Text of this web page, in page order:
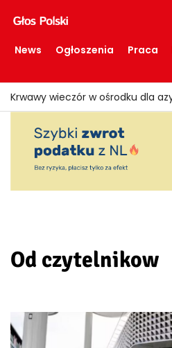
News Ogłoszenia Praca
Od czytelnikow